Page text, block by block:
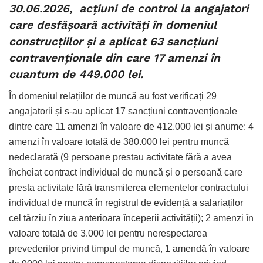
30.06.2026, acțiuni de control la angajatori
care desfășoară activități în domeniul
construcțiilor și a aplicat 63 sancțiuni
contravenționale din care 17 amenzi în
cuantum de 449.000 lei.
În domeniul relațiilor de muncă au fost verificați 29
angajatorii și s-au aplicat 17 sancțiuni contravenționale
dintre care 11 amenzi în valoare de 412.000 lei și anume: 4
amenzi în valoare totală de 380.000 lei pentru muncă
nedeclarată (9 persoane prestau activitate fără a avea
încheiat contract individual de muncă și o persoană care
presta activitate fără transmiterea elementelor contractului
individual de muncă în registrul de evidență a salariaților
cel târziu în ziua anterioara începerii activității); 2 amenzi în
valoare totală de 3.000 lei pentru nerespectarea
prevederilor privind timpul de muncă, 1 amendă în valoare